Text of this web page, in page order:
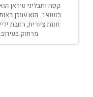
קפה ותבליני טיראן
ב1980. הוא
חנות ציורית, רחבת
מרחוק